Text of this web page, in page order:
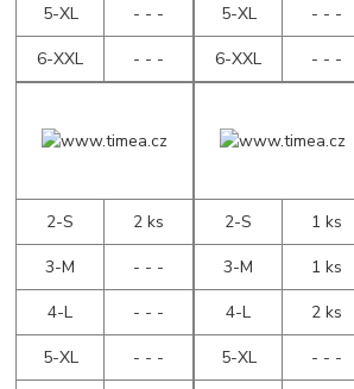
5-XL
- - -
6-XXL
- - -
5-XL
- - -
6-XXL
- - -
2-S
2 ks
3-M
- - -
4-L
- - -
5-XL
- - -
2-S
1 ks
3-M
1 ks
4-L
2 ks
5-XL
- - -